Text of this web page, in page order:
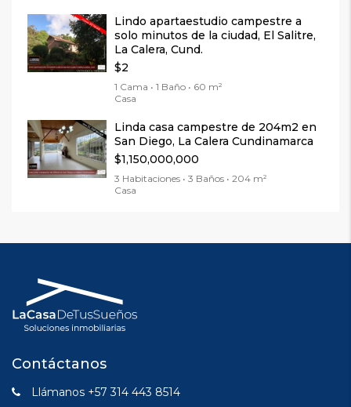
Lindo apartaestudio campestre a
solo minutos de la ciudad, El Salitre,
La Calera, Cund.
$2
1 Cama • 1 Baño • 60 m²
Casa
Linda casa campestre de 204m2 en
San Diego, La Calera Cundinamarca
$1,150,000,000
3 Habitaciones • 3 Baños • 204 m²
Casa
Contáctanos
Llámanos +57 314 443 8514